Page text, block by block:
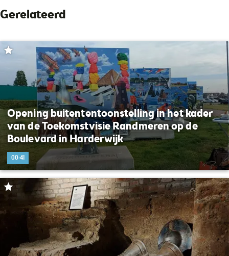
Gerelateerd
Opening buitententoonstelling in het kader
van de Toekomstvisie Randmeren op de
Boulevard in Harderwijk
00:41